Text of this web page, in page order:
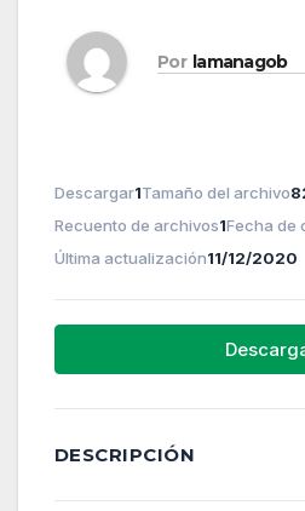
Por lamanagob
Descargar1Tamaño del archivo
Recuento de archivos1Fecha de
Última actualización11/12/2020
DESCRIPCIÓN